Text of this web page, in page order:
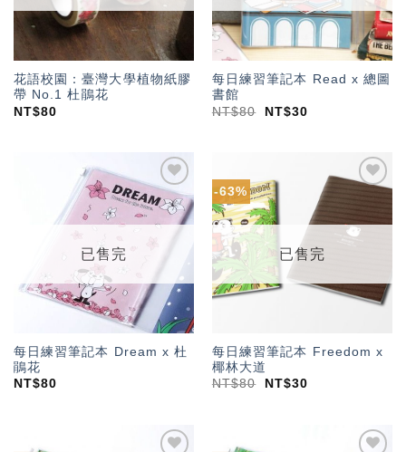
花語校園：臺灣大學植物紙膠
帶 No.1 杜鵑花
NT$80
每日練習筆記本 Read x 總圖
書館
NT$80 NT$30
加入
「願
望輕
已售完
每日練習筆記本 Dream x 杜
鵑花
NT$80
-63%
「願
望輕
已售完
每日練習筆記本 Freedom x
椰林大道
NT$80 NT$30